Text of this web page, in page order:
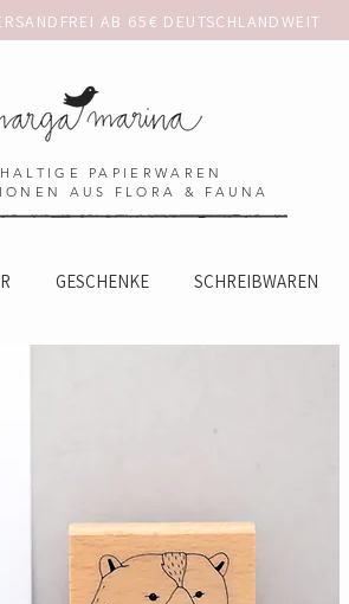
PAPIERWAREN
AUS FLORA & FAUNA
GESCHENKE SCHREIBWAREN